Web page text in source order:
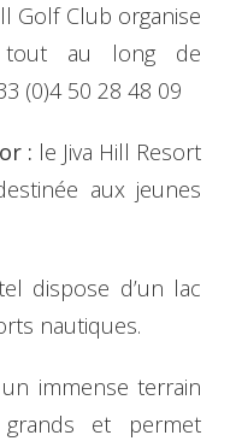
Golf Club organise
tout au long de
(0)4 50 28 48 09
: le Jiva Hill Resort
aux jeunes
dispose d’un lac
nautiques.
immense terrain
et permet